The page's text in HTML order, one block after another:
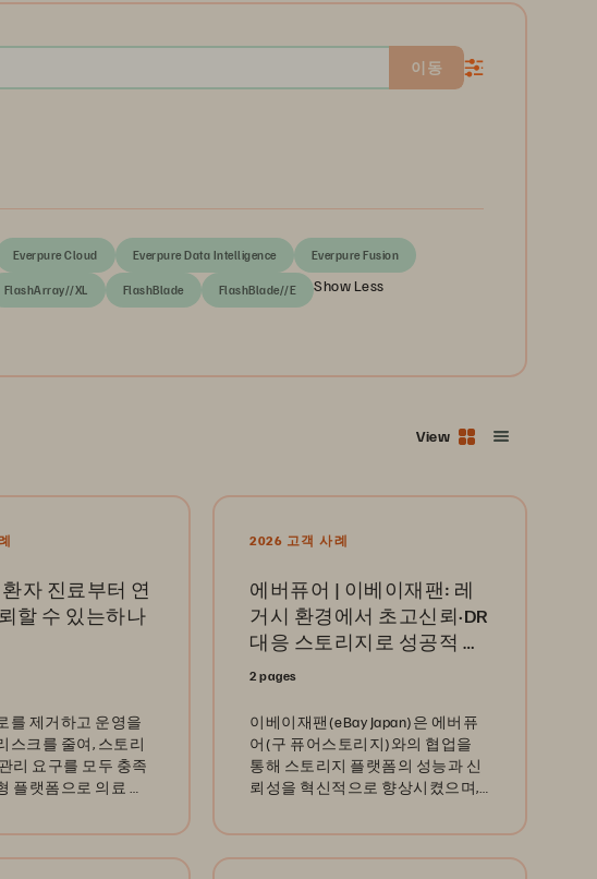
이동
Everpure Cloud Everpure Data Intelligence Everpure Fusion
FlashArray//XL FlashBlade FlashBlade//E Show Less
View
자 진료부터 연
할 수 있는하나
를 제거하고 운영을
스크를 줄여, 스토리
리 요구를 모두 충족
플랫폼으로 의료 서
2026 고객 사례
에버퓨어 | 이베이재팬: 레
거시 환경에서 초고신뢰·DR
대응 스토리지로 성공적 전
환
2 pages
이베이재팬(eBay Japan)은 에버퓨
어(구 퓨어스토리지)와의 협업을
통해 스토리지 플랫폼의 성능과 신
뢰성을 혁신적으로 향상시켰으며,
적이고 차별화된 이커머스 경험을